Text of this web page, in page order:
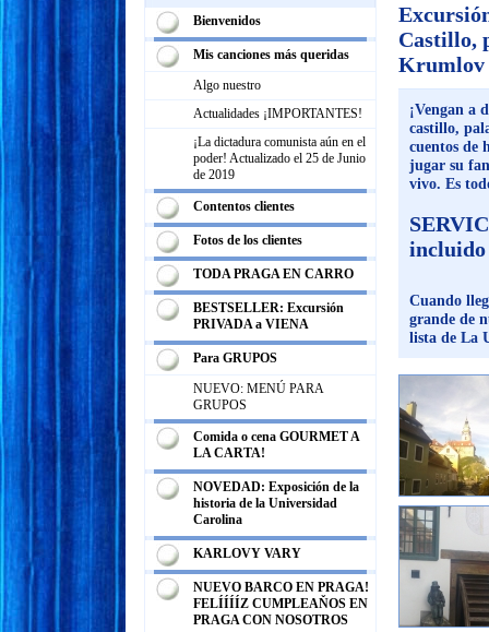
Castillo,
Krumlov
¡Vengan a
castillo,
cuentos de
jugar su
vivo. Es
incluido
Cuando
grande de
lista de La
Bienvenidos
Mis canciones más queridas
Algo nuestro
Actualidades ¡IMPORTANTES!
¡La dictadura comunista aún en el
poder! Actualizado el 25 de Junio
de 2019
Contentos clientes
Fotos de los clientes
TODA PRAGA EN CARRO
BESTSELLER: Excursión
PRIVADA a VIENA
Para GRUPOS
NUEVO: MENÚ PARA
GRUPOS
Comida o cena GOURMET A
LA CARTA!
NOVEDAD: Exposición de la
historia de la Universidad
Carolina
KARLOVY VARY
NUEVO BARCO EN PRAGA!
FELÍÍÍÍZ CUMPLEAŇOS EN
PRAGA CON NOSOTROS